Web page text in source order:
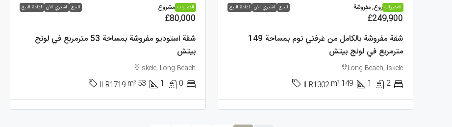
الممیزات للبيع اشتري الان اعادة البيع شقة, مشروع, مفروشة
£249,900
شقة مفروشة بالكامل من غرفتي نوم بمساحة 149
مترمربع في لونج بيتش
Long Beach, Iskele
2
1
149
m²
ILR1302
الممیزات للبيع اشتري الان اعادة البيع استوديو, مشروع
£80,000
شقة استوديو مفروشة بمساحة 53 مترمربع في لونج
بيتش
Iskele, Long Beach
0
1
53
m²
ILR1719